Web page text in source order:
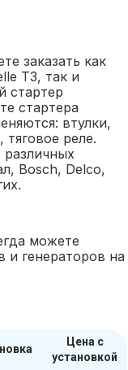
заказать как
T3, так и
стартер
стартера
втулки,
реле.
Bosch, Delco,
можете
и генераторов на
Цена с
установкой